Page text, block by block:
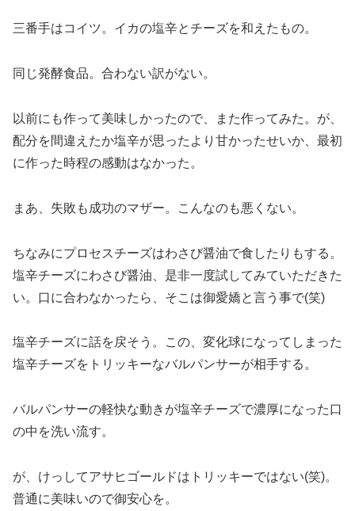
三番手はコイツ。イカの塩辛とチーズを和えたもの。
同じ発酵食品。合わない訳がない。
以前にも作って美味しかったので、また作ってみた。が、
配分を間違えたか塩辛が思ったより甘かったせいか、最初
に作った時程の感動はなかった。
まあ、失敗も成功のマザー。こんなのも悪くない。
ちなみにプロセスチーズはわさび醤油で食したりもする。
塩辛チーズにわさび醤油、是非一度試してみていただきた
い。口に合わなかったら、そこは御愛嬌と言う事で(笑)
塩辛チーズに話を戻そう。この、変化球になってしまった
塩辛チーズをトリッキーなバルパンサーが相手する。
バルパンサーの軽快な動きが塩辛チーズで濃厚になった口
の中を洗い流す。
が、けっしてアサヒゴールドはトリッキーではない(笑)。
普通に美味いので御安心を。